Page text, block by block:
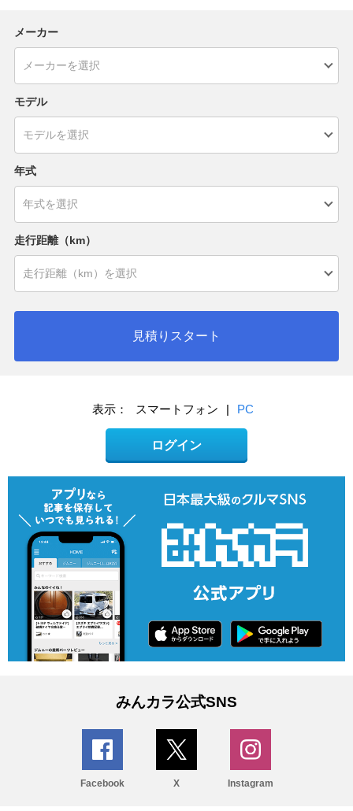
メーカー
モデル
年式
走行距離（km）
見積りスタート
表示： スマートフォン | PC
ログイン
みんカラ公式SNS
Facebook X Instagram